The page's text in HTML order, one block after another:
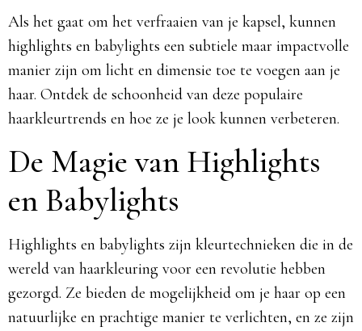
Als het gaat om het verfraaien van je kapsel, kunnen
highlights en babylights een subtiele maar impactvolle
manier zijn om licht en dimensie toe te voegen aan je
haar. Ontdek de schoonheid van deze populaire
haarkleurtrends en hoe ze je look kunnen verbeteren.
De Magie van Highlights
en Babylights
Highlights en babylights zijn kleurtechnieken die in de
wereld van haarkleuring voor een revolutie hebben
gezorgd. Ze bieden de mogelijkheid om je haar op een
natuurlijke en prachtige manier te verlichten, en ze zijn